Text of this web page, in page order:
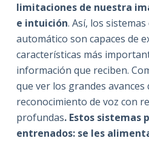
limitaciones de nuestra
e intuición. Así, los
automático son capaces de
características más
información que reciben.
que ver los grandes
reconocimiento de voz con
profundas. Estos sistemas
entrenados: se les